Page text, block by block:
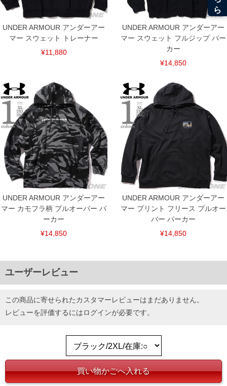
UNDER ARMOUR アンダーアー
マー スウェット トレーナー
¥11,880
UNDER ARMOUR アンダーアー
マー スウェット フルジップ パー
カー
¥14,850
UNDER ARMOUR アンダーアー
マー カモフラ柄 プルオーバー パ
ーカー
¥14,850
UNDER ARMOUR アンダーアー
マー プリント フリース プルオー
バー パーカー
¥14,850
ユーザーレビュー
この商品に寄せられたカスタマーレビューはまだありません。
レビューを評価するにはログインが必要です。